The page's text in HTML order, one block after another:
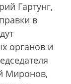
Гартунг,
в
органов и
Миронов,